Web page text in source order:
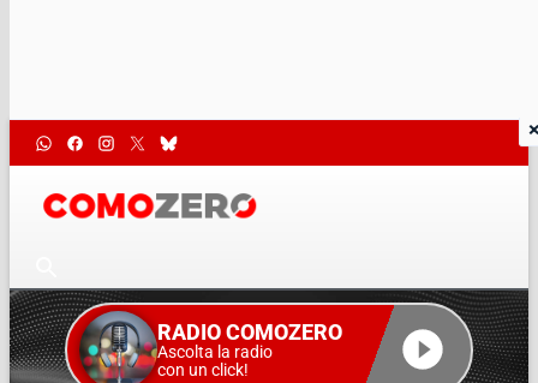
RADIO COMOZERO
Ascolta la radio
con un click!